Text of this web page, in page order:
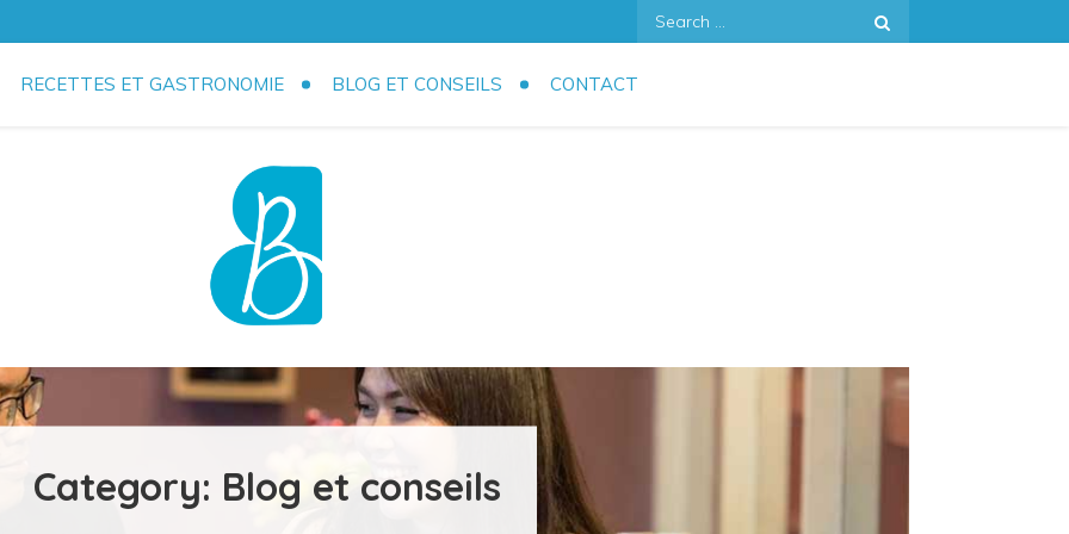
Search
for:
RECETTES ET GASTRONOMIE BLOG ET CONSEILS CONTACT
!
Category: Blog et conseils